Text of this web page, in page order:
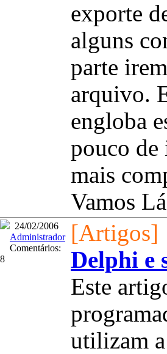
exporte
alguns
parte
arquivo.
engloba
pouco de
mais
Vamos
24/02/2006
Administrador
Comentários:
8
[Artigos]
Delphi e
Este
utilizam